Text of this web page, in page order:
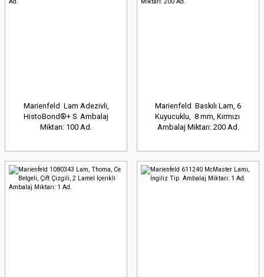
Marienfeld Lam Adezivli,
HistoBond®+ S Ambalaj
Miktarı: 100 Ad.
Marienfeld Baskılı Lam, 6
Kuyucuklu, 8 mm, Kırmızı
Ambalaj Miktarı: 200 Ad.